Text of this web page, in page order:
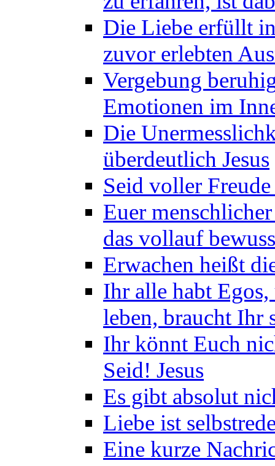
Die Liebe erfüllt
zuvor erlebten
Vergebung
Emotionen im
Die
überdeutlich Jesus
Seid voller
Euer
das vollauf
Erwachen heißt
Ihr alle habt
leben, braucht Ihr
Ihr könnt Euch
Seid! Jesus
Es gibt absolut
Liebe ist
Eine kurze